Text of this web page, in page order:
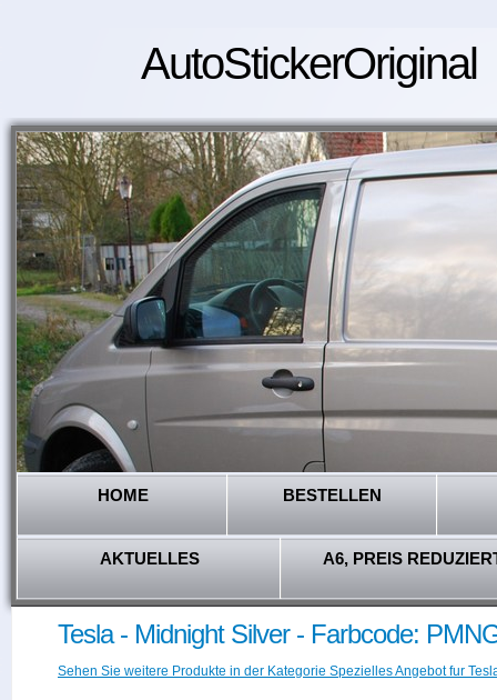
AutoStickerOriginal
HOME BESTELLEN
AKTUELLES A6, PREIS
Tesla - Midnight Silver - Farbcode:
Sehen Sie weitere Produkte in der Kategorie Spezielles Angebot fur